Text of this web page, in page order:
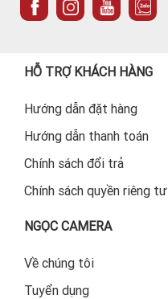
HỖ TRỢ KHÁCH HÀNG
Hướng dẫn đặt hàng
Hướng dẫn thanh toán
Chính sách đổi trả
Chính sách quyền riêng tư
NGỌC CAMERA
Về chúng tôi
Tuyển dụng